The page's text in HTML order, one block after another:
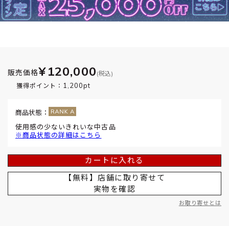
販売価格¥120,000 (税込)
獲得ポイント： 1,200pt
商品状態：
使用感の少ないきれいな中古品
※商品状態の詳細はこちら
カートに入れる
【無料】店舗に取り寄せて
実物を確認
お取り寄せとは